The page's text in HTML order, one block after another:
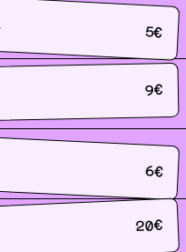
5€
9€
6€
20€